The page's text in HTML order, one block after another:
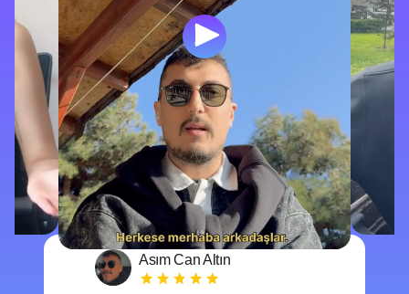
Asım Can Altın